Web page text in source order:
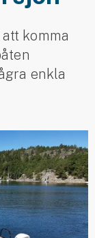
komma
enkla